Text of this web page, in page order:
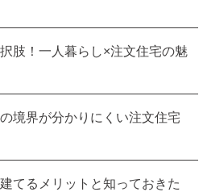
肢！一人暮らし×注文住宅の魅
境界が分かりにくい注文住宅
てるメリットと知っておきた